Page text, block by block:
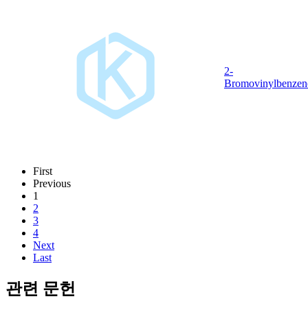
2-
First
Previous
1
2
3
4
Next
Last
관련 문헌